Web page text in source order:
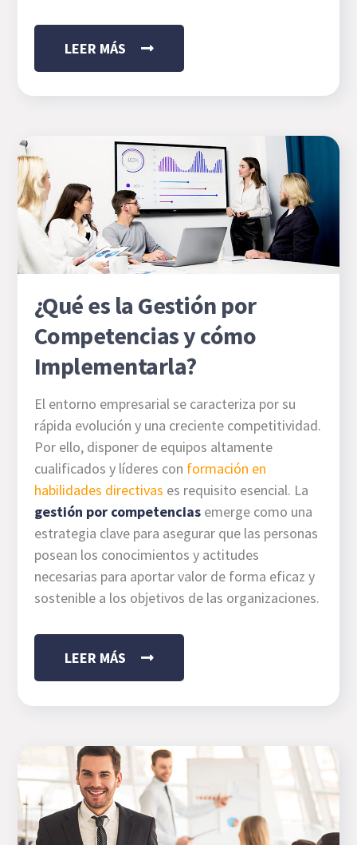
LEER MÁS
¿Qué es la Gestión por
Competencias y cómo
Implementarla?
El entorno empresarial se caracteriza por su
rápida evolución y una creciente competitividad.
Por ello, disponer de equipos altamente
cualificados y líderes con formación en
habilidades directivas es requisito esencial. La
gestión por competenciasemerge como una
estrategia clave para asegurar que las personas
posean los conocimientos y actitudes
necesarias para aportar valor de forma eficaz y
sostenible a los objetivos de las organizaciones.
LEER MÁS